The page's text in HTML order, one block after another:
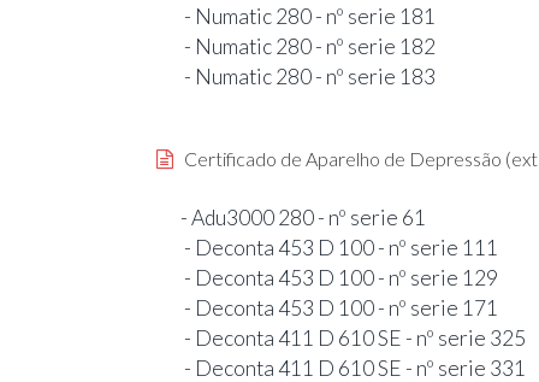
- Numatic 280 - nº serie 181
- Numatic 280 - nº serie 182
- Numatic 280 - nº serie 183
Certificado de Aparelho de Depressão
- Adu3000 280 - nº serie 61
- Deconta 453 D 100 - nº serie 111
- Deconta 453 D 100 - nº serie 129
- Deconta 453 D 100 - nº serie 171
- Deconta 411 D 610 SE - nº serie 325
- Deconta 411 D 610 SE - nº serie 331